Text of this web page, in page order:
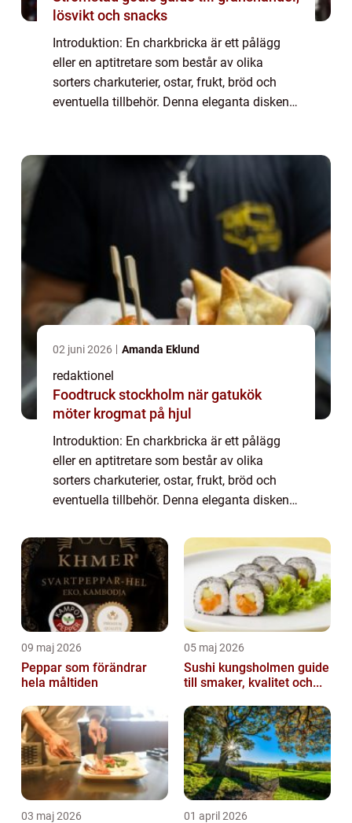
lösvikt och snacks
Introduktion: En charkbricka är ett pålägg
eller en aptitretare som består av olika
sorters charkuterier, ostar, frukt, bröd och
eventuella tillbehör. Denna eleganta disken
02 juni 2026 Amanda Eklund
redaktionel
Foodtruck stockholm när gatukök
möter krogmat på hjul
Introduktion: En charkbricka är ett pålägg
eller en aptitretare som består av olika
sorters charkuterier, ostar, frukt, bröd och
eventuella tillbehör. Denna eleganta disken
texturer och färger har blivit otroligt ...
09 maj 2026
Peppar som förändrar
hela måltiden
05 maj 2026
Sushi kungsholmen guide
till smaker, kvalitet och...
03 maj 2026 01 april 2026